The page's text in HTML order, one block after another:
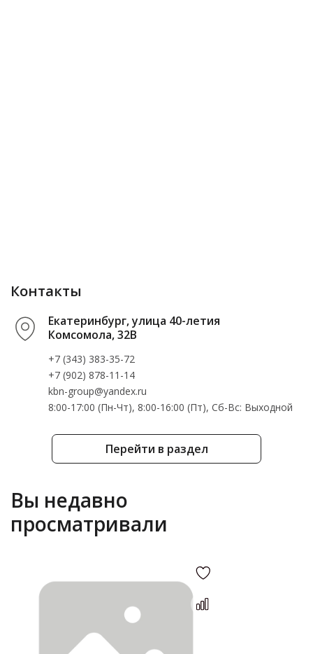
Перейти в раздел
Контакты
Екатеринбург, улица 40-летия
Комсомола, 32В
+7 (343) 383-35-72
+7 (902) 878-11-14
kbn-group@yandex.ru
8:00-17:00 (Пн-Чт), 8:00-16:00 (Пт), Cб-Вс: Выходной
Вы недавно
просматривали